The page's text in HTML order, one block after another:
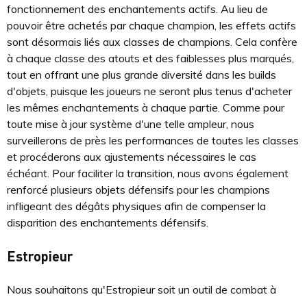
fonctionnement des enchantements actifs. Au lieu de
pouvoir être achetés par chaque champion, les effets actifs
sont désormais liés aux classes de champions. Cela confère
à chaque classe des atouts et des faiblesses plus marqués,
tout en offrant une plus grande diversité dans les builds
d'objets, puisque les joueurs ne seront plus tenus d'acheter
les mêmes enchantements à chaque partie. Comme pour
toute mise à jour système d'une telle ampleur, nous
surveillerons de près les performances de toutes les classes
et procéderons aux ajustements nécessaires le cas
échéant. Pour faciliter la transition, nous avons également
renforcé plusieurs objets défensifs pour les champions
infligeant des dégâts physiques afin de compenser la
disparition des enchantements défensifs.
Estropieur
Nous souhaitons qu'Estropieur soit un outil de combat à